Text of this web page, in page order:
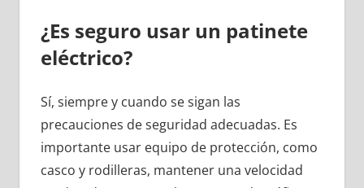
¿Es seguro usar un patinete
eléctrico?
Sí, siempre y cuando se sigan las
precauciones de seguridad adecuadas. Es
importante usar equipo de protección, como
casco y rodilleras, mantener una velocidad